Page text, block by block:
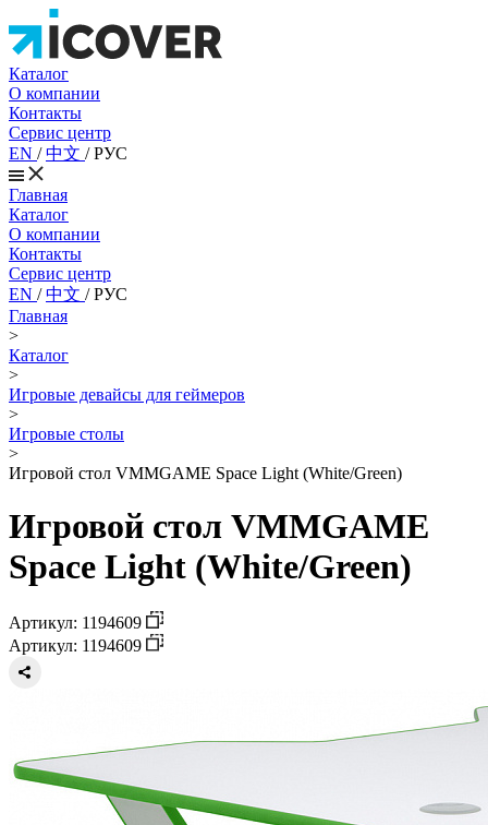
Каталог
О компании
Контакты
Сервис центр
EN /中文 /РУС
Главная
Каталог
О компании
Контакты
Сервис центр
EN /中文 /РУС
Главная
>
Каталог
>
Игровые девайсы для геймеров
>
Игровые столы
>
Игровой стол VMMGAME Space Light (White/Green)
Игровой стол VMMGAME
Space Light (White/Green)
Артикул: 1194609
Артикул: 1194609